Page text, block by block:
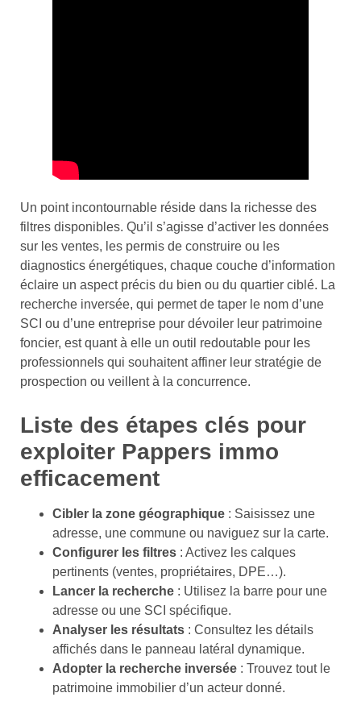
Un point incontournable réside dans la richesse des
filtres disponibles. Qu’il s’agisse d’activer les données
sur les ventes, les permis de construire ou les
diagnostics énergétiques, chaque couche d’information
éclaire un aspect précis du bien ou du quartier ciblé. La
recherche inversée, qui permet de taper le nom d’une
SCI ou d’une entreprise pour dévoiler leur patrimoine
foncier, est quant à elle un outil redoutable pour les
professionnels qui souhaitent affiner leur stratégie de
prospection ou veillent à la concurrence.
Liste des étapes clés pour
exploiter Pappers immo
efficacement
Cibler la zone géographique : Saisissez une
adresse, une commune ou naviguez sur la carte.
Configurer les filtres : Activez les calques
pertinents (ventes, propriétaires, DPE…).
Lancer la recherche : Utilisez la barre pour une
adresse ou une SCI spécifique.
Analyser les résultats : Consultez les détails
affichés dans le panneau latéral dynamique.
Adopter la recherche inversée : Trouvez tout le
patrimoine immobilier d’un acteur donné.